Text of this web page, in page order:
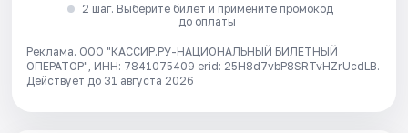
2 шаг. Выберите билет и примените промокод
до оплаты
Реклама. ООО "КАССИР.РУ-НАЦИОНАЛЬНЫЙ БИЛЕТНЫЙ
ОПЕРАТОР", ИНН: 7841075409 erid: 25H8d7vbP8SRTvHZrUcdLB.
Действует до 31 августа 2026